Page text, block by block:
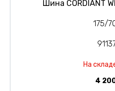
Шина CORDIANT
175/
На
4